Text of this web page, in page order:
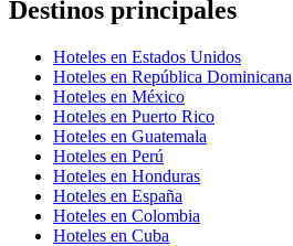
Destinos principales
Hoteles en Estados Unidos
Hoteles en República Dominicana
Hoteles en México
Hoteles en Puerto Rico
Hoteles en Guatemala
Hoteles en Perú
Hoteles en Honduras
Hoteles en España
Hoteles en Colombia
Hoteles en Cuba